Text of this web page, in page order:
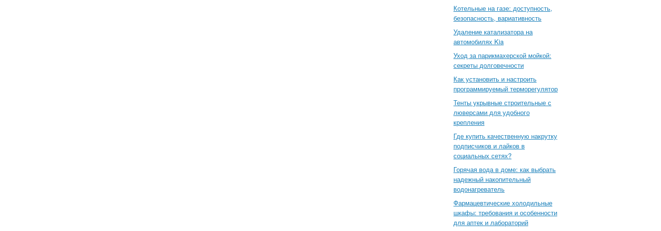
Котельные на газе: доступность,
безопасность, вариативность
Удаление катализатора на
автомобилях Kia
Уход за парикмахерской мойкой:
секреты долговечности
Как установить и настроить
программируемый терморегулятор
Тенты укрывные строительные с
люверсами для удобного
крепления
Где купить качественную накрутку
подписчиков и лайков в
социальных сетях?
Горячая вода в доме: как выбрать
надежный накопительный
водонагреватель
Фармацевтические холодильные
шкафы: требования и особенности
для аптек и лабораторий